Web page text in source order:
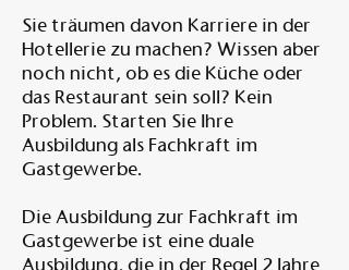
Sie träumen davon Karriere in der
Hotellerie zu machen? Wissen aber
noch nicht, ob es die Küche oder
das Restaurant sein soll? Kein
Problem. Starten Sie Ihre
Ausbildung als Fachkraft im
Gastgewerbe.
Die Ausbildung zur Fachkraft im
Gastgewerbe ist eine duale
Ausbildung, die in der Regel 2 Jahre